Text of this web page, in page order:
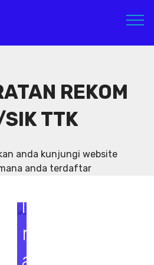
REKOM
TTK
anda kunjungi website
anda terdaftar
S
e
m
i
n
a